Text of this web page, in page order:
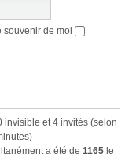
souvenir de moi
invisible et 4 invités (selon
a été de 1165 le